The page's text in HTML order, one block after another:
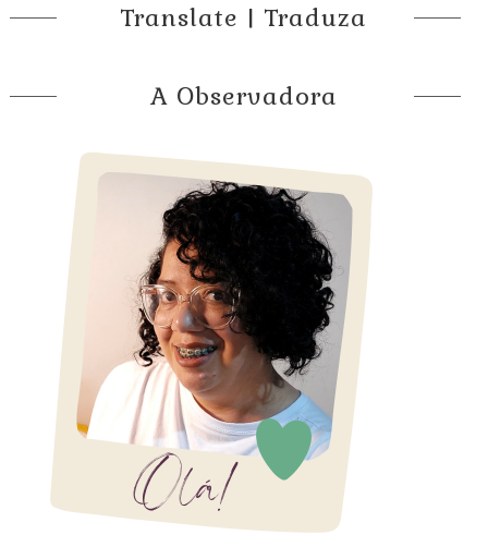
Translate | Traduza
A Observadora